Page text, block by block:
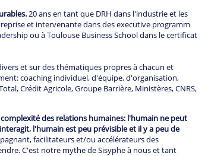
20 ans en tant que DRH dans l'industrie et les
et intervenante dans des executive programm
ou à Toulouse Business School dans le certificat
et sur des thématiques propres à chacun et
coaching individuel, d'équipe, d'organisation,
Crédit Agricole, Groupe Barrière, Ministères, CNRS,
des relations humaines: l'humain ne peut
l'humain est peu prévisible et il y a peu de
facilitateurs et/ou accélérateurs des
C'est notre mythe de Sisyphe à nous et tant